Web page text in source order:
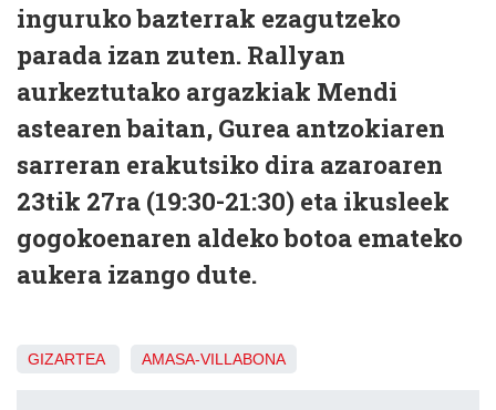
inguruko bazterrak ezagutzeko
parada izan zuten. Rallyan
aurkeztutako argazkiak Mendi
astearen baitan, Gurea antzokiaren
sarreran erakutsiko dira azaroaren
23tik 27ra (19:30-21:30) eta ikusleek
gogokoenaren aldeko botoa emateko
aukera izango dute.
GIZARTEA AMASA-VILLABONA